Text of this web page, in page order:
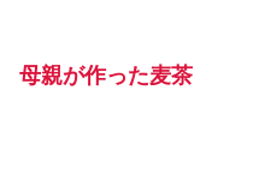
母親が作った麦茶